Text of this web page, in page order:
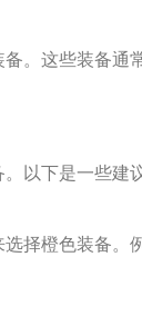
。这些装备通
以下是一些建
择橙色装备。